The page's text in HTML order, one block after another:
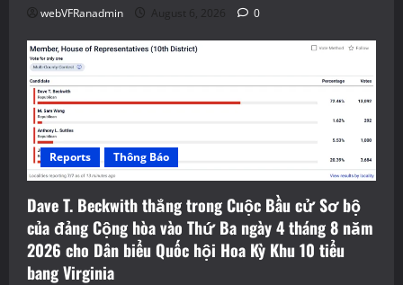
webVFRanadmin August 6, 2026 0
Reports Thông Báo
Dave T. Beckwith thắng trong Cuộc Bầu cử Sơ bộ
của đảng Cộng hòa vào Thứ Ba ngày 4 tháng 8 năm
2026 cho Dân biểu Quốc hội Hoa Kỳ Khu 10 tiểu
bang Virginia